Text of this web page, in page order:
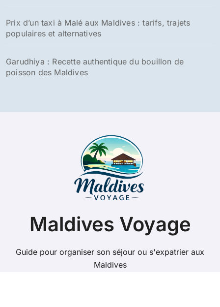
Prix d’un taxi à Malé aux Maldives : tarifs, trajets
populaires et alternatives
Garudhiya : Recette authentique du bouillon de
poisson des Maldives
Maldives Voyage
Guide pour organiser son séjour ou s'expatrier aux
Maldives